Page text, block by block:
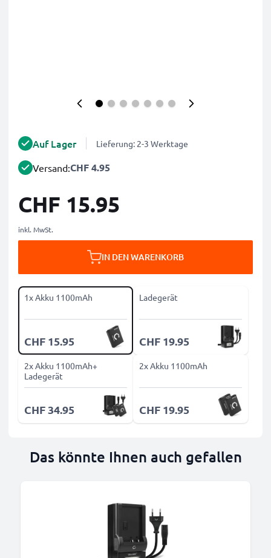
Auf Lager Lieferung: 2-3 Werktage
Versand:CHF 4.95
CHF 15.95
inkl. MwSt.
IN DEN WARENKORB
1x Akku 1100mAh
CHF 15.95
Ladegerät
CHF 19.95
2x Akku 1100mAh+
Ladegerät
CHF 34.95
2x Akku 1100mAh
CHF 19.95
Das könnte Ihnen auch gefallen